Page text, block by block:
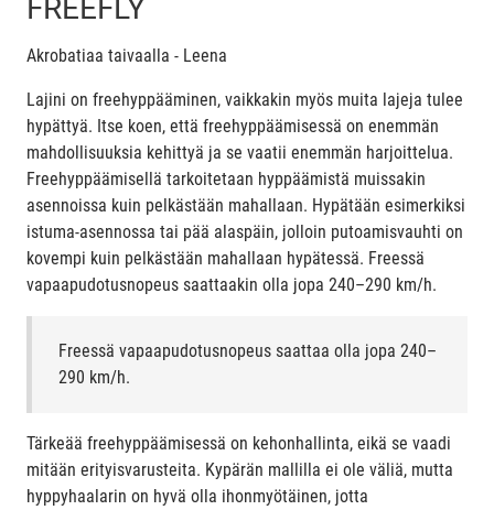
FREEFLY
Akrobatiaa taivaalla - Leena
Lajini on freehyppääminen, vaikkakin myös muita lajeja tulee
hypättyä. Itse koen, että freehyppäämisessä on enemmän
mahdollisuuksia kehittyä ja se vaatii enemmän harjoittelua.
Freehyppäämisellä tarkoitetaan hyppäämistä muissakin
asennoissa kuin pelkästään mahallaan. Hypätään esimerkiksi
istuma-asennossa tai pää alaspäin, jolloin putoamisvauhti on
kovempi kuin pelkästään mahallaan hypätessä. Freessä
vapaapudotusnopeus saattaakin olla jopa 240–290 km/h.
Freessä vapaapudotusnopeus saattaa olla jopa 240–
290 km/h.
Tärkeää freehyppäämisessä on kehonhallinta, eikä se vaadi
mitään erityisvarusteita. Kypärän mallilla ei ole väliä, mutta
hyppyhaalarin on hyvä olla ihonmyötäinen, jotta